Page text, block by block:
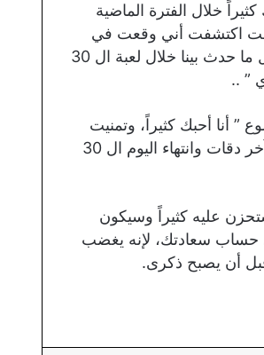
خلال الفترة الماضية
اكتشفت أني وقعت في
حبك دون أن أدري، عشقت كل ملامحك وابتسامتك، لن انساكي يوماً، ولن انسي كل ما حدث بينا خلال لعبة ال 30
” ..
” أنا أحبك كثيراً، وتمنيت
كثيراً الا تنتهي هذه المدة وأن نبقي هكذا إلي الابد .. دقت الساعة 12:00 a.m، ومع آخر دقات وانتهاء اليوم ال 30
عليه كثيراً وسيكون
حساب سعادتك، لإنه يغضب
أن يصبح ذكرى.